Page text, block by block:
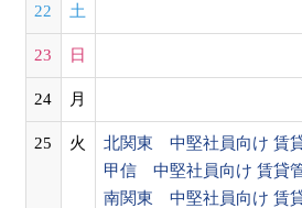
22 土
23 日
24 月
25 火
北関東 中堅社員向け 賃
甲信 中堅社員向け 賃貸
南関東 中堅社員向け 賃